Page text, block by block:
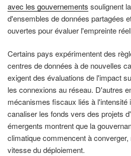
avec les gouvernements soulignent
d'ensembles de données partagées
ouvertes pour évaluer l'empreinte
Certains pays expérimentent des
centres de données à de nouvelles
exigent des évaluations de l'impact
les connexions au réseau. D'autres
mécanismes fiscaux liés à l'intensité
canaliser les fonds vers des projets
émergents montrent que la
climatique commencent à
vitesse du déploiement.